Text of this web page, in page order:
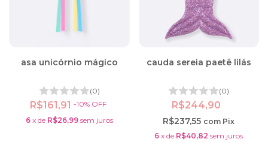
asa unicórnio mágico
(0)
R$161,91 -10% OFF
6 x de R$26,99 sem juros
cauda sereia paetê lilás
(0)
R$244,90
R$237,55 com Pix
6 xde R$40,82 sem juros